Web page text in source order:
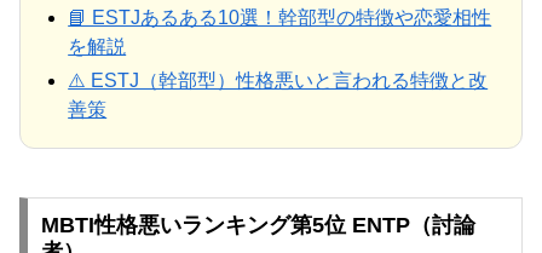
📘 ESTJあるある10選！幹部型の特徴や恋愛相性
を解説
⚠️ ESTJ（幹部型）性格悪いと言われる特徴と改
善策
MBTI性格悪いランキング第5位 ENTP（討論